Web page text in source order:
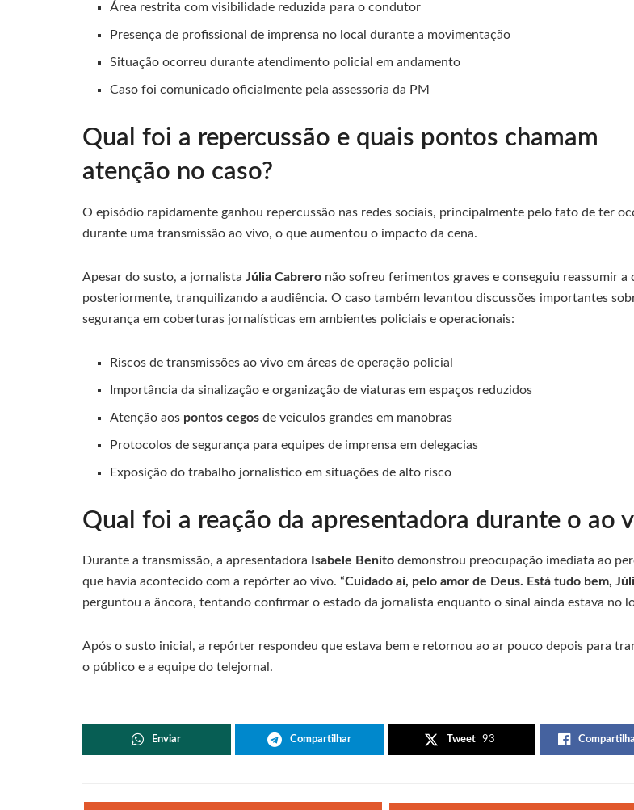
Área restrita com visibilidade reduzida para o condutor
Presença de profissional de imprensa no local durante a movimentação
Situação ocorreu durante atendimento policial em andamento
Caso foi comunicado oficialmente pela assessoria da PM
Qual foi a repercussão e quais pontos chamam
atenção no caso?
O episódio rapidamente ganhou repercussão nas redes sociais, principalmente pelo fato de ter
durante uma transmissão ao vivo, o que aumentou o impacto da cena.
Apesar do susto, a jornalista Júlia Cabrero não sofreu ferimentos graves e conseguiu reassumir a
posteriormente, tranquilizando a audiência. O caso também levantou discussões importantes
segurança em coberturas jornalísticas em ambientes policiais e operacionais:
Riscos de transmissões ao vivo em áreas de operação policial
Importância da sinalização e organização de viaturas em espaços reduzidos
Atenção aos pontos cegos de veículos grandes em manobras
Protocolos de segurança para equipes de imprensa em delegacias
Exposição do trabalho jornalístico em situações de alto risco
Qual foi a reação da apresentadora durante o ao
Durante a transmissão, a apresentadora Isabele Benito demonstrou preocupação imediata ao
que havia acontecido com a repórter ao vivo. “Cuidado aí, pelo amor de Deus. Está tudo bem,
perguntou a âncora, tentando confirmar o estado da jornalista enquanto o sinal ainda estava no
Após o susto inicial, a repórter respondeu que estava bem e retornou ao ar pouco depois para
o público e a equipe do telejornal.
Enviar Compartilhar Tweet 93